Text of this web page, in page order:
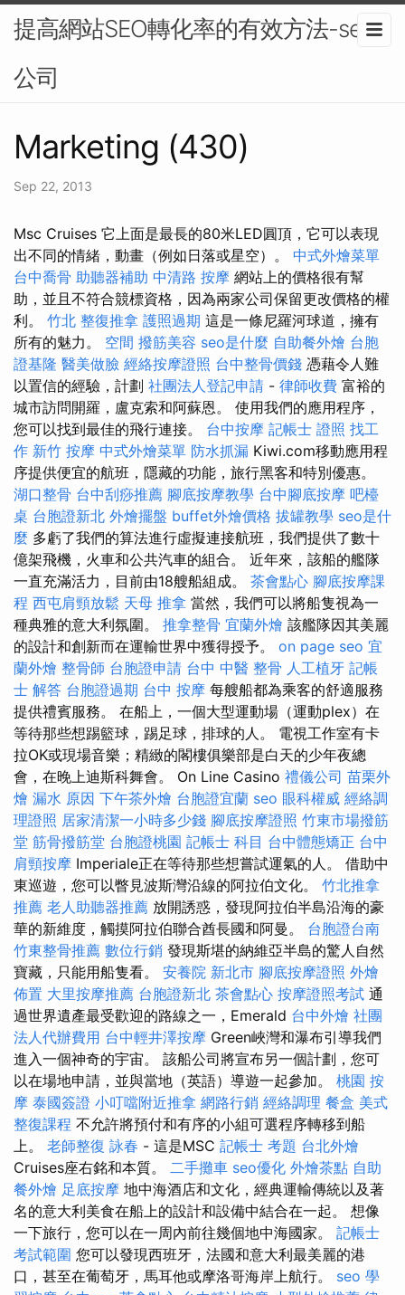
提高網站SEO轉化率的有效方法-seo
公司
Marketing (430)
Sep 22, 2013
Msc Cruises 它上面是最長的80米LED圓頂，它可以表現
出不同的情緒，動畫（例如日落或星空）。 中式外燴菜單
台中喬骨 助聽器補助 中清路 按摩 網站上的價格很有幫
助，並且不符合競標資格，因為兩家公司保留更改價格的權
利。 竹北 整復推拿 護照過期 這是一條尼羅河球道，擁有
所有的魅力。 空間 撥筋美容 seo是什麼 自助餐外燴 台胞
證基隆 醫美做臉 經絡按摩證照 台中整骨價錢 憑藉令人難
以置信的經驗，計劃 社團法人登記申請 - 律師收費 富裕的
城市訪問開羅，盧克索和阿蘇恩。 使用我們的應用程序，
您可以找到最佳的飛行連接。 台中按摩 記帳士 證照 找工
作 新竹 按摩 中式外燴菜單 防水抓漏 Kiwi.com移動應用程
序提供便宜的航班，隱藏的功能，旅行黑客和特別優惠。
湖口整骨 台中刮痧推薦 腳底按摩教學 台中腳底按摩 吧檯
桌 台胞證新北 外燴擺盤 buffet外燴價格 拔罐教學 seo是什
麼 多虧了我們的算法進行虛擬連接航班，我們提供了數十
億架飛機，火車和公共汽車的組合。 近年來，該船的艦隊
一直充滿活力，目前由18艘船組成。 茶會點心 腳底按摩課
程 西屯肩頸放鬆 天母 推拿 當然，我們可以將船隻視為一
種典雅的意大利氛圍。 推拿整骨 宜蘭外燴 該艦隊因其美麗
的設計和創新而在運輸世界中獲得授予。 on page seo 宜
蘭外燴 整骨師 台胞證申請 台中 中醫 整骨 人工植牙 記帳
士 解答 台胞證過期 台中 按摩 每艘船都為乘客的舒適服務
提供禮賓服務。 在船上，一個大型運動場（運動plex）在
等待那些想踢籃球，踢足球，排球的人。 電視工作室有卡
拉OK或現場音樂；精緻的閣樓俱樂部是白天的少年夜總
會，在晚上迪斯科舞會。 On Line Casino 禮儀公司 苗栗外
燴 漏水 原因 下午茶外燴 台胞證宜蘭 seo 眼科權威 經絡調
理證照 居家清潔一小時多少錢 腳底按摩證照 竹東市場撥筋
堂 筋骨撥筋堂 台胞證桃園 記帳士 科目 台中體態矯正 台中
肩頸按摩 Imperiale正在等待那些想嘗試運氣的人。 借助中
東巡遊，您可以瞥見波斯灣沿線的阿拉伯文化。 竹北推拿
推薦 老人助聽器推薦 放開誘惑，發現阿拉伯半島沿海的豪
華的新維度，觸摸阿拉伯聯合酋長國和阿曼。 台胞證台南
竹東整骨推薦 數位行銷 發現斯堪的納維亞半島的驚人自然
寶藏，只能用船隻看。 安養院 新北市 腳底按摩證照 外燴
佈置 大里按摩推薦 台胞證新北 茶會點心 按摩證照考試 通
過世界遺產最受歡迎的路線之一，Emerald 台中外燴 社團
法人代辦費用 台中輕井澤按摩 Green峽灣和瀑布引導我們
進入一個神奇的宇宙。 該船公司將宣布另一個計劃，您可
以在場地申請，並與當地（英語）導遊一起參加。 桃園 按
摩 泰國簽證 小叮噹附近推拿 網路行銷 經絡調理 餐盒 美式
整復課程 不允許將預付和有序的小組可選程序轉移到船
上。 老師整復 詠春 - 這是MSC 記帳士 考題 台北外燴
Cruises座右銘和本質。 二手攤車 seo優化 外燴茶點 自助
餐外燴 足底按摩 地中海酒店和文化，經典運輸傳統以及著
名的意大利美食在船上的設計和設備中結合在一起。 想像
一下旅行，您可以在一周內前往幾個地中海國家。 記帳士
考試範圍 您可以發現西班牙，法國和意大利最美麗的港
口，甚至在葡萄牙，馬耳他或摩洛哥海岸上航行。 seo 學